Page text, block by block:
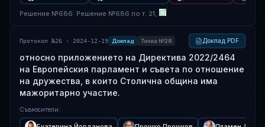
Решение №686: Решение №686 по т. 21,
Протокол №26 · 2024-12-19 Доклад Точка №28 Доклад PDF
относно приложението на Директива 2022/2464
на Европейския парламент и съвета по отношение
на дружества, в които Столична община има
мажоритарно участие.
Съвносители: